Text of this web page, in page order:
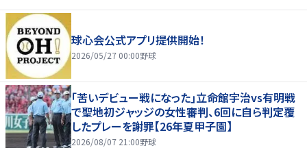
球心会公式アプリ提供開始！
2026/05/27 00:00野球
｢苦いデビュー戦になった｣立命館宇治vs有明戦
で聖地初ジャッジの女性審判、6回に自ら判定覆
したプレーを謝罪【26年夏甲子園】
2026/08/07 21:00野球